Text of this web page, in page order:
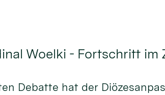
Woelki - Fortschritt
Debatte hat der